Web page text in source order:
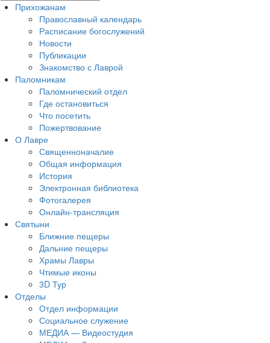
Прихожанам
Православный календарь
Расписание богослужений
Новости
Публикации
Знакомство с Лаврой
Паломникам
Паломнический отдел
Где остановиться
Что посетить
Пожертвование
О Лавре
Священноначалие
Общая информация
История
Электронная библиотека
Фотогалерея
Онлайн-трансляция
Святыни
Ближние пещеры
Дальние пещеры
Храмы Лавры
Чтимые иконы
3D Тур
Отделы
Отдел информации
Социальное служение
МЕДИА — Видеостудия